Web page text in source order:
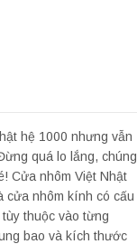
hệ 1000 nhưng vẫn
quá lo lắng, chúng
Cửa nhôm Việt Nhật
cửa nhôm kính có cấu
thuộc vào từng
bao và kích thước